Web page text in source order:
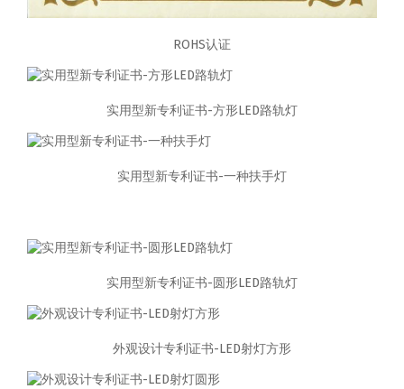
ROHS认证
实用型新专利证书-方形LED路轨灯
实用型新专利证书-一种扶手灯
实用型新专利证书-圆形LED路轨灯
外观设计专利证书-LED射灯方形